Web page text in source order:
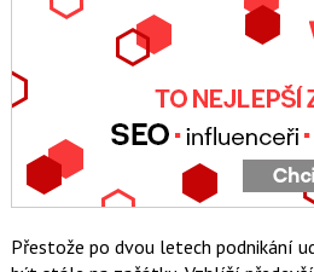
Přestože po dvou letech podnikání